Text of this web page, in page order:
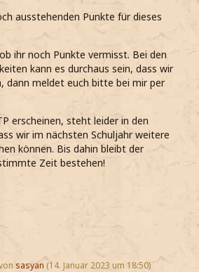
ausstehenden Punkte für dieses
ihr noch Punkte vermisst. Bei den
kann es durchaus sein, dass wir
dann meldet euch bitte bei mir per
erscheinen, steht leider in den
wir im nächsten Schuljahr weitere
können. Bis dahin bleibt der
Zeit bestehen!
sasyan (14. Januar 2023 um 18:50)